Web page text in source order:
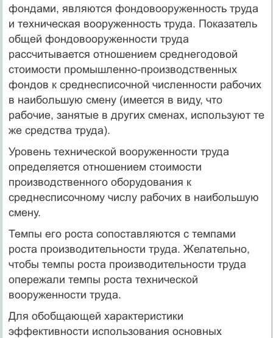
фондами, являются фондовооруженность труда
и техническая вооруженность труда. Показатель
общей фондовооруженности труда
рассчитывается отношением среднегодовой
стоимости промышленно-производственных
фондов к среднесписочной численности рабочих
в наибольшую смену (имеется в виду, что
рабочие, занятые в других сменах, используют те
же средства труда).
Уровень технической вооруженности труда
определяется отношением стоимости
производственного оборудования к
среднесписочному числу рабочих в наибольшую
смену.
Темпы его роста сопоставляются с темпами
роста производительности труда. Желательно,
чтобы темпы роста производительности труда
опережали темпы роста технической
вооруженности труда.
Для обобщающей характеристики
эффективности использования основных